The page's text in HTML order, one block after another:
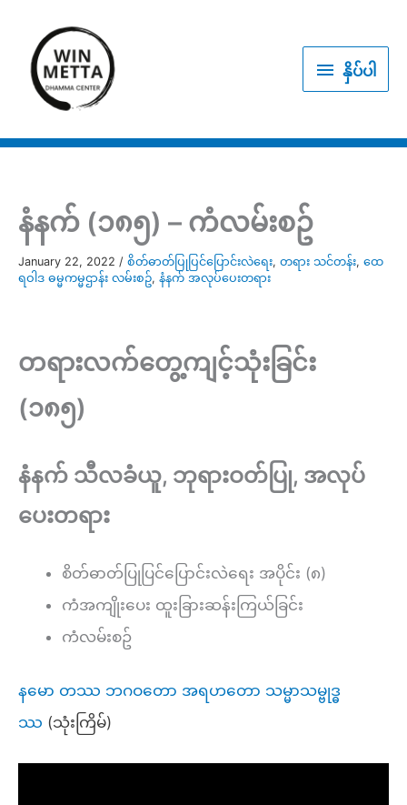
content
နှိပ် နှိပ်ပါ
နံနက် (၁၈၅) – ကံလမ်းစဥ်
January 22, 2022 / စိတ်ဓာတ်ပြုပြင်ပြောင်းလဲရေး, တရား သင်တန်း, ထေ
ရဝါဒ ဓမ္မကမ္မဌာန်း လမ်းစဥ်, နံနက် အလုပ်ပေးတရား
တရားလက်တွေ့ကျင့်သုံးခြင်း
(၁၈၅)
နံနက် သီလခံယူ, ဘုရားဝတ်ပြု, အလုပ်
ပေးတရား
စိတ်ဓာတ်ပြုပြင်ပြောင်းလဲရေး အပိုင်း (၈)
ကံအကျိုးပေး ထူးခြားဆန်းကြယ်ခြင်း
ကံလမ်းစဥ်
နမော တဿ ဘဂဝတော အရဟတော သမ္မာသမ္ဗုဒ္ဓ
ဿ (သုံးကြိမ်)